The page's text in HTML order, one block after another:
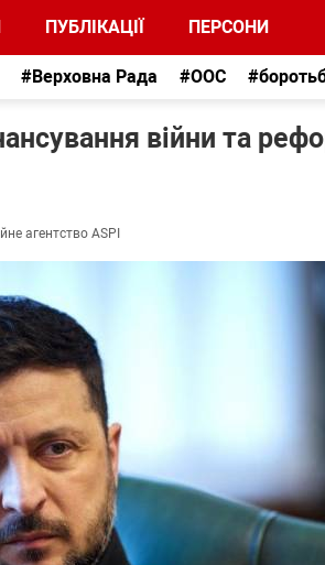
ПУБЛІКАЦІЇ ПЕРСОНИ
#Верховна Рада #ООС
війни та
агентство ASPI